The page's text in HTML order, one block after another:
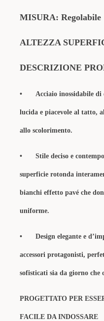
MISURA: Regolabile
ALTEZZA
DESCRIZIONE
• Acciaio inossidabile
lucida e piacevole al tatto,
allo scolorimento.
• Stile deciso e
superficie rotonda
bianchi effetto pavé che
uniforme.
• Design elegante e
accessori protagonisti,
sofisticati sia da giorno che
PROGETTATO PER
FACILE DA INDOSSARE